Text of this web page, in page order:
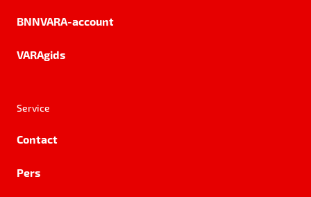
BNNVARA-account
VARAgids
Service
Contact
Pers